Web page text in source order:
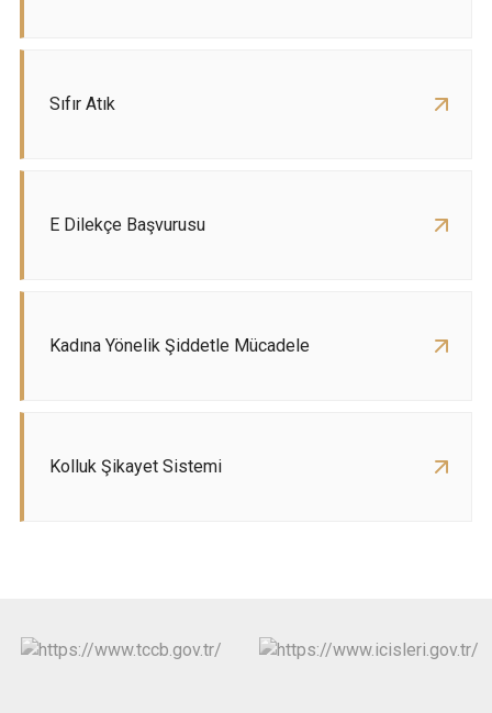
Sıfır Atık
E Dilekçe Başvurusu
Kadına Yönelik Şiddetle Mücadele
Kolluk Şikayet Sistemi